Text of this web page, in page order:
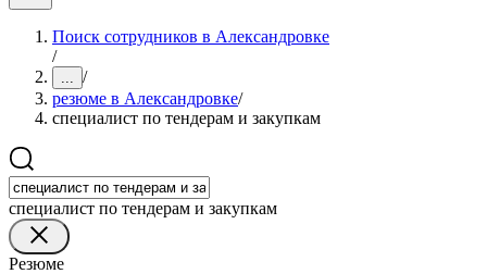
Поиск сотрудников в Александровке
/
... /
резюме в Александровке/
специалист по тендерам и закупкам
специалист по тендерам и закупкам
Резюме